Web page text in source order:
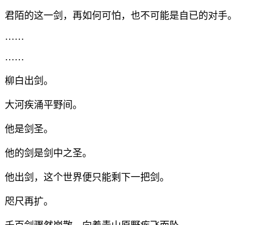
君陌的这一剑，再如何可怕，也不可能是自已的对手。
……
……
柳白出剑。
大河疾涌平野间。
他是剑圣。
他的剑是剑中之圣。
他出剑，这个世界便只能剩下一把剑。
咫尺再扩。